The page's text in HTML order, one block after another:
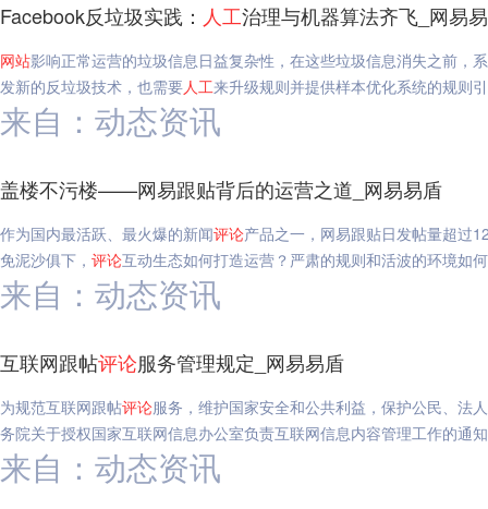
Facebook反垃圾实践： 人工治理与机器算法齐飞_网易
网站影响正常运营的垃圾信息日益复杂性，在这些垃圾信息消失之前，
发新的反垃圾技术，也需要人工来升级规则并提供样本优化系统的规则
来自：动态资讯
盖楼不污楼——网易跟贴背后的运营之道_网易易盾
作为国内最活跃、最火爆的新闻评论产品之一，网易跟贴日发帖量超过
免泥沙俱下， 评论互动生态如何打造运营？严肃的规则和活波的环境
来自：动态资讯
互联网跟帖评论服务管理规定_网易易盾
为规范互联网跟帖评论服务，维护国家安全和公共利益，保护公民、法
务院关于授权国家互联网信息办公室负责互联网信息内容管理工作的通
来自：动态资讯